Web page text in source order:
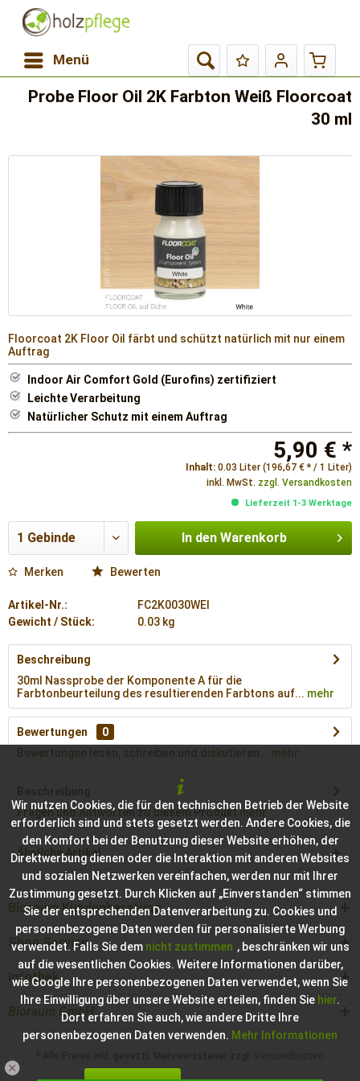
Menü
Probe Floor Oil 2K Farbton Weiß Floorcoat
30 ml
Floorcoat 2K Floor Oil färbt und schützt natürlich mit nur einem
Auftrag
Indoor Air Comfort Gold (Eurofins) zertifiziert
Leichte Verarbeitung
Natürlicher Schutz mit einem Auftrag
5,90 € *
Inhalt: 0.03 Liter (196,67 € * / 1 Liter)
inkl. MwSt. zzgl. Versandkosten
Lieferzeit 1-3 Werktage
In den Warenkorb
Merken Bewerten
Artikel-Nr.:
FC2K0030WEI
Gewicht / Stück:
0.03 kg
Beschreibung
30ml Nassprobe der Komponente A für die
Farbtonbeurteilung des resultierenden Farbtons auf... mehr
Bewertungen
0
Bewertungen lesen, schreiben und diskutieren...
mehr
Beschreibung
Fragen und Antworten zu diesem Produktmehr
Ähnliche Artikel
Bioraum Kundenberatung
Shop Service
Infothek
Bioraum GmbH
* Alle Preise inkl. gesetzl. Mehrwertsteuer zzgl. Versandkosten
Wir nutzen Cookies, die für den technischen Betrieb der Website
erforderlich sind und stets gesetzt werden. Andere Cookies, die
den Komfort bei der Benutzung dieser Website erhöhen, der
Direktwerbung dienen oder die Interaktion mit anderen Websites
und sozialen Netzwerken vereinfachen, werden nur mit Ihrer
Zustimmung gesetzt. Durch Klicken auf „Einverstanden“ stimmen
Sie der entsprechenden Datenverarbeitung zu. Cookies und
personenbezogene Daten werden für personalisierte Werbung
verwendet. Falls Sie dem nicht zustimmen , beschränken wir uns
auf die wesentlichen Cookies. Weitere Informationen darüber,
wie Google Ihre personenbezogenen Daten verwendet, wenn Sie
Ihre Einwilligung über unsere Website erteilen, finden Sie hier.
Dort erfahren Sie auch, wie andere Dritte Ihre
personenbezogenen Daten verwenden. Mehr Informationen